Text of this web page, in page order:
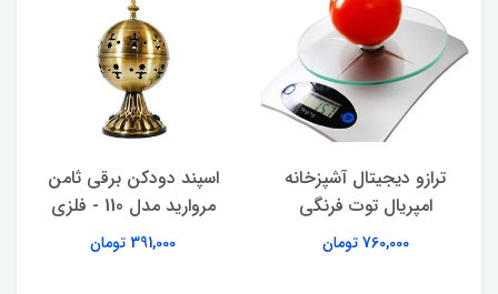
ترازو دیجیتال آشپزخانه
امپریال توت فرنگی
760,000 تومان
اسپند دودکن برقی ثامن
مروارید مدل 110 - فلزی
391,000 تومان